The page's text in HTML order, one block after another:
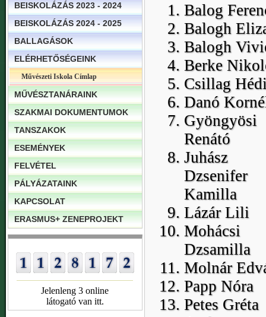
BEISKOLÁZÁS 2023 - 2024
BEISKOLÁZÁS 2024 - 2025
BALLAGÁSOK
ELÉRHETŐSÉGEINK
Művészeti Iskola Címlap
MŰVÉSZTANÁRAINK
SZAKMAI DOKUMENTUMOK
TANSZAKOK
ESEMÉNYEK
FELVÉTEL
PÁLYÁZATAINK
KAPCSOLAT
ERASMUS+ ZENEPROJEKT
Jelenleng 3 online
látogató van itt.
Balog
Balogh
Balogh
Berke
Csillag
Danó
Gyöngyösi
Renátó
Juhász
Dzsenifer
Kamilla
Lázár Lili
Mohácsi
Dzsamilla
Molnár
Papp Nóra
Petes Gréta